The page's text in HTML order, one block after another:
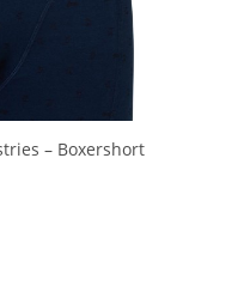
– Boxershort